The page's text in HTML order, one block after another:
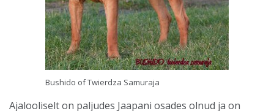
Bushido of Twierdza Samuraja
Ajalooliselt on paljudes Jaapani osades olnud ja on